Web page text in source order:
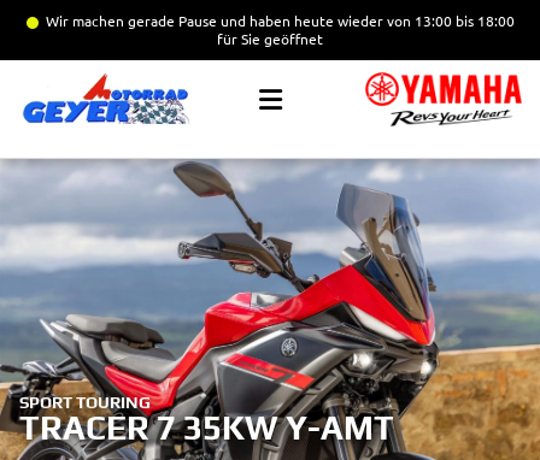
Wir machen gerade Pause und haben heute wieder von 13:00 bis 18:00
für Sie geöffnet
SPORT TOURING
TRACER 7 35KW Y-AMT